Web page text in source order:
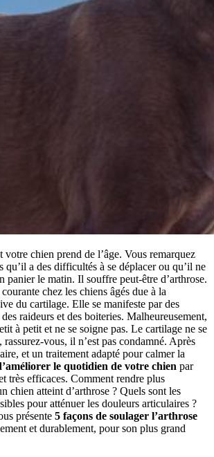
votre chien prend de l’âge. Vous remarquez
qu’il a des difficultés à se déplacer ou qu’il ne
panier le matin. Il souffre peut-être d’arthrose.
chez les chiens âgés due à la
du cartilage. Elle se manifeste par des
raideurs et des boiteries. Malheureusement,
à petit et ne se soigne pas. Le cartilage ne se
vous, il n’est pas condamné. Après
et un traitement adapté pour calmer la
le quotidien de votre chien par
très efficaces. Comment rendre plus
chien atteint d’arthrose ? Quels sont les
pour atténuer les douleurs articulaires ?
présente 5 façons de soulager l’arthrose
et durablement, pour son plus grand